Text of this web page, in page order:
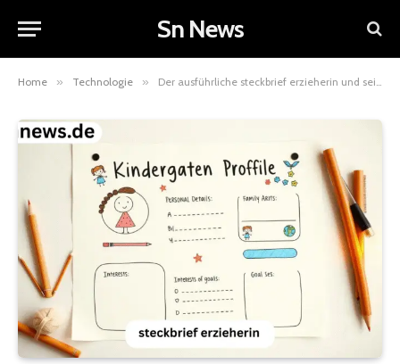
Sn News
Home » Technologie » Der ausführliche steckbrief erzieherin und seine Bedeutung für die pädagogische Arbeit